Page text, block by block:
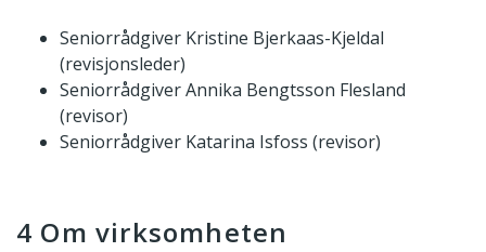
Seniorrådgiver Kristine Bjerkaas-Kjeldal
(revisjonsleder)
Seniorrådgiver Annika Bengtsson Flesland
(revisor)
Seniorrådgiver Katarina Isfoss (revisor)
4 Om virksomheten